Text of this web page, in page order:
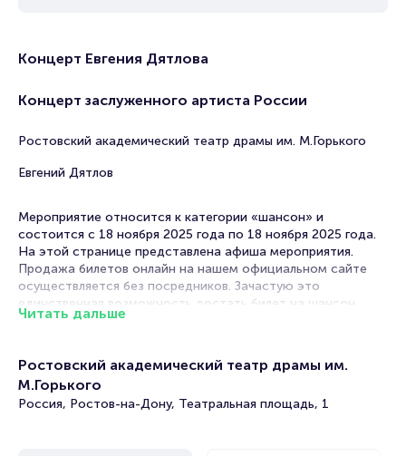
Концерт Евгения Дятлова
Концерт заслуженного артиста России
Ростовский академический театр драмы им. М.Горького
Евгений Дятлов
Мероприятие относится к категории «шансон» и
состоится с 18 ноября 2025 года по 18 ноября 2025 года.
На этой странице представлена афиша мероприятия.
Продажа билетов онлайн на нашем официальном сайте
осуществляется без посредников. Зачастую это
единственная возможность достать билет на шансон.
Portalbilet – удобный и надежный сервис для покупки и
продажи билетов на мероприятия разного формата.
Среднее время на покупку билета здесь начиная с выбора
Читать дальше
Ростовский академический театр драмы им.
М.Горького
Россия, Ростов-на-Дону, Театральная площадь, 1